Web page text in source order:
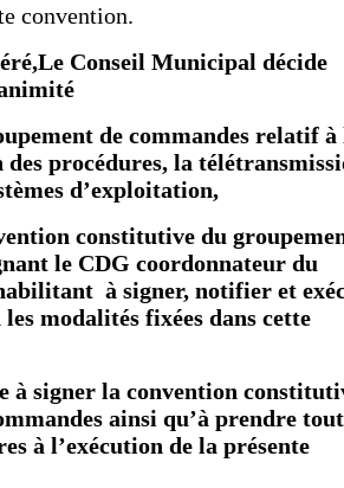
convention.
Conseil Municipal décide
de commandes relatif à
procédures, la
d’exploitation,
constitutive du
le CDG coordonnateur du
à signer, notifier et
les modalités fixées dans cette
à signer la convention
ainsi qu’à prendre
à l’exécution de la présente